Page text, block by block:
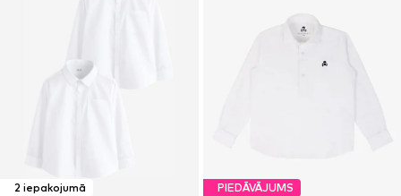
2 iepakojumā PIEDĀVĀJUMS